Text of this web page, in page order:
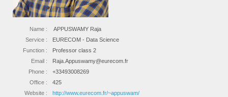
Name :
APPUSWAMY Raja
Service :
EURECOM - Data Science
Function :
Professor class 2
Email :
Raja.Appuswamy@eurecom.fr
Phone :
+33493008269
Office :
425
Website :
http://www.eurecom.fr/~appuswam/